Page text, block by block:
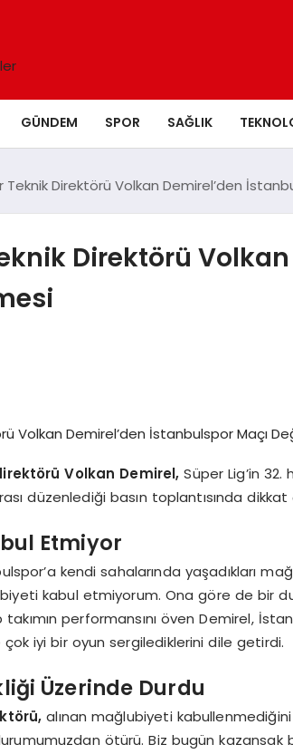
GÜNDEM SPOR SAĞLIK
Direktörü Volkan Demirel’den
Direktörü
Volkan Demirel, Süper Lig’in
düzenlediği basın toplantısında
Etmiyor
kendi sahalarında yaşadıkları
kabul etmiyorum. Ona göre de bir
takımın performansını öven Demirel,
çok iyi bir oyun sergilediklerini dile getirdi.
Üzerinde Durdu
alınan mağlubiyeti
ötürü. Biz bugün kazansak